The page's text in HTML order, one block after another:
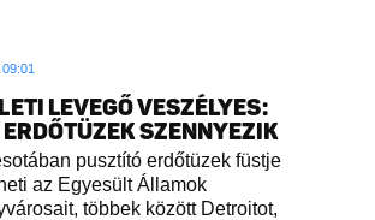
LEVEGŐ VESZÉLYES:
SZENNYEZIK
pusztító erdőtüzek füstje
az Egyesült Államok
többek között Detroitot,